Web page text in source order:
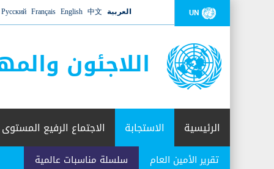
UN العربية 中文
English
Français
Русский
اللاجئون
الرئيسية الاستجابة
تقرير الأمين العام سلسلة مناسبات عالمية
الاجتماع الرفيع المستوى